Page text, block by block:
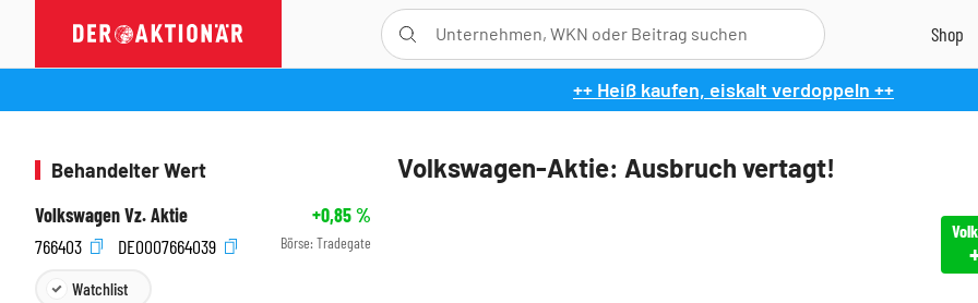
++ Heiß kaufen, eiskalt verdoppeln ++
Volkswagen-Aktie: Ausbruch vertagt!
Behandelter Wert
Volkswagen Vz. Aktie
+0,85%
766403
DE0007664039 Börse: Tradegate
Watchlist